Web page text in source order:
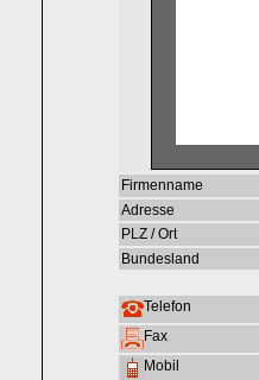
Firmenname
Adresse
PLZ / Ort
Bundesland
Telefon
Fax
Mobil